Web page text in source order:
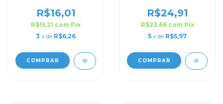
R$16,01
R$15,21 com Pix
3 x de R$6,26
COMPRAR
R$24,91
R$23,66 com Pix
5 x de R$5,97
COMPRAR